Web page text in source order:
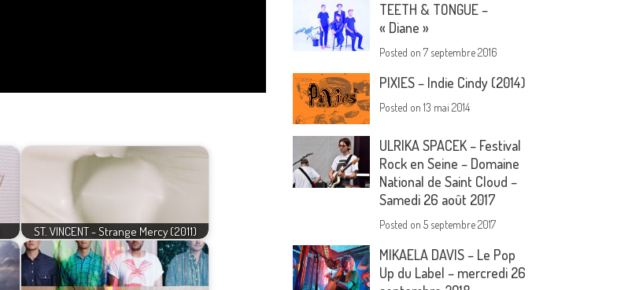
ST. VINCENT - Strange Mercy (2011)
TEETH & TONGUE –
« Diane »
Posted on7 septembre 2016
PIXIES – Indie Cindy (2014)
Posted on13 mai 2014
ULRIKA SPACEK – Festival
Rock en Seine – Domaine
National de Saint Cloud –
Samedi 26 août 2017
Posted on5 septembre 2017
MIKAELA DAVIS – Le Pop
Up du Label – mercredi 26